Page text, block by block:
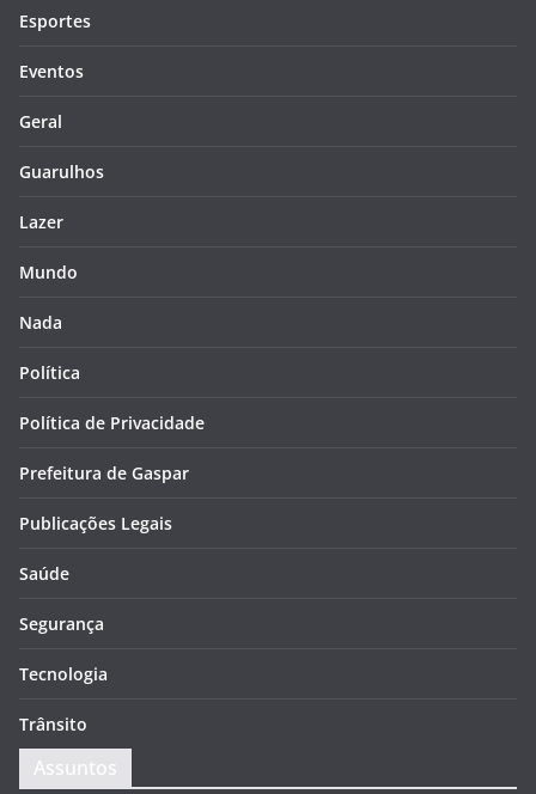
Esportes
Eventos
Geral
Guarulhos
Lazer
Mundo
Nada
Política
Política de Privacidade
Prefeitura de Gaspar
Publicações Legais
Saúde
Segurança
Tecnologia
Trânsito
Assuntos